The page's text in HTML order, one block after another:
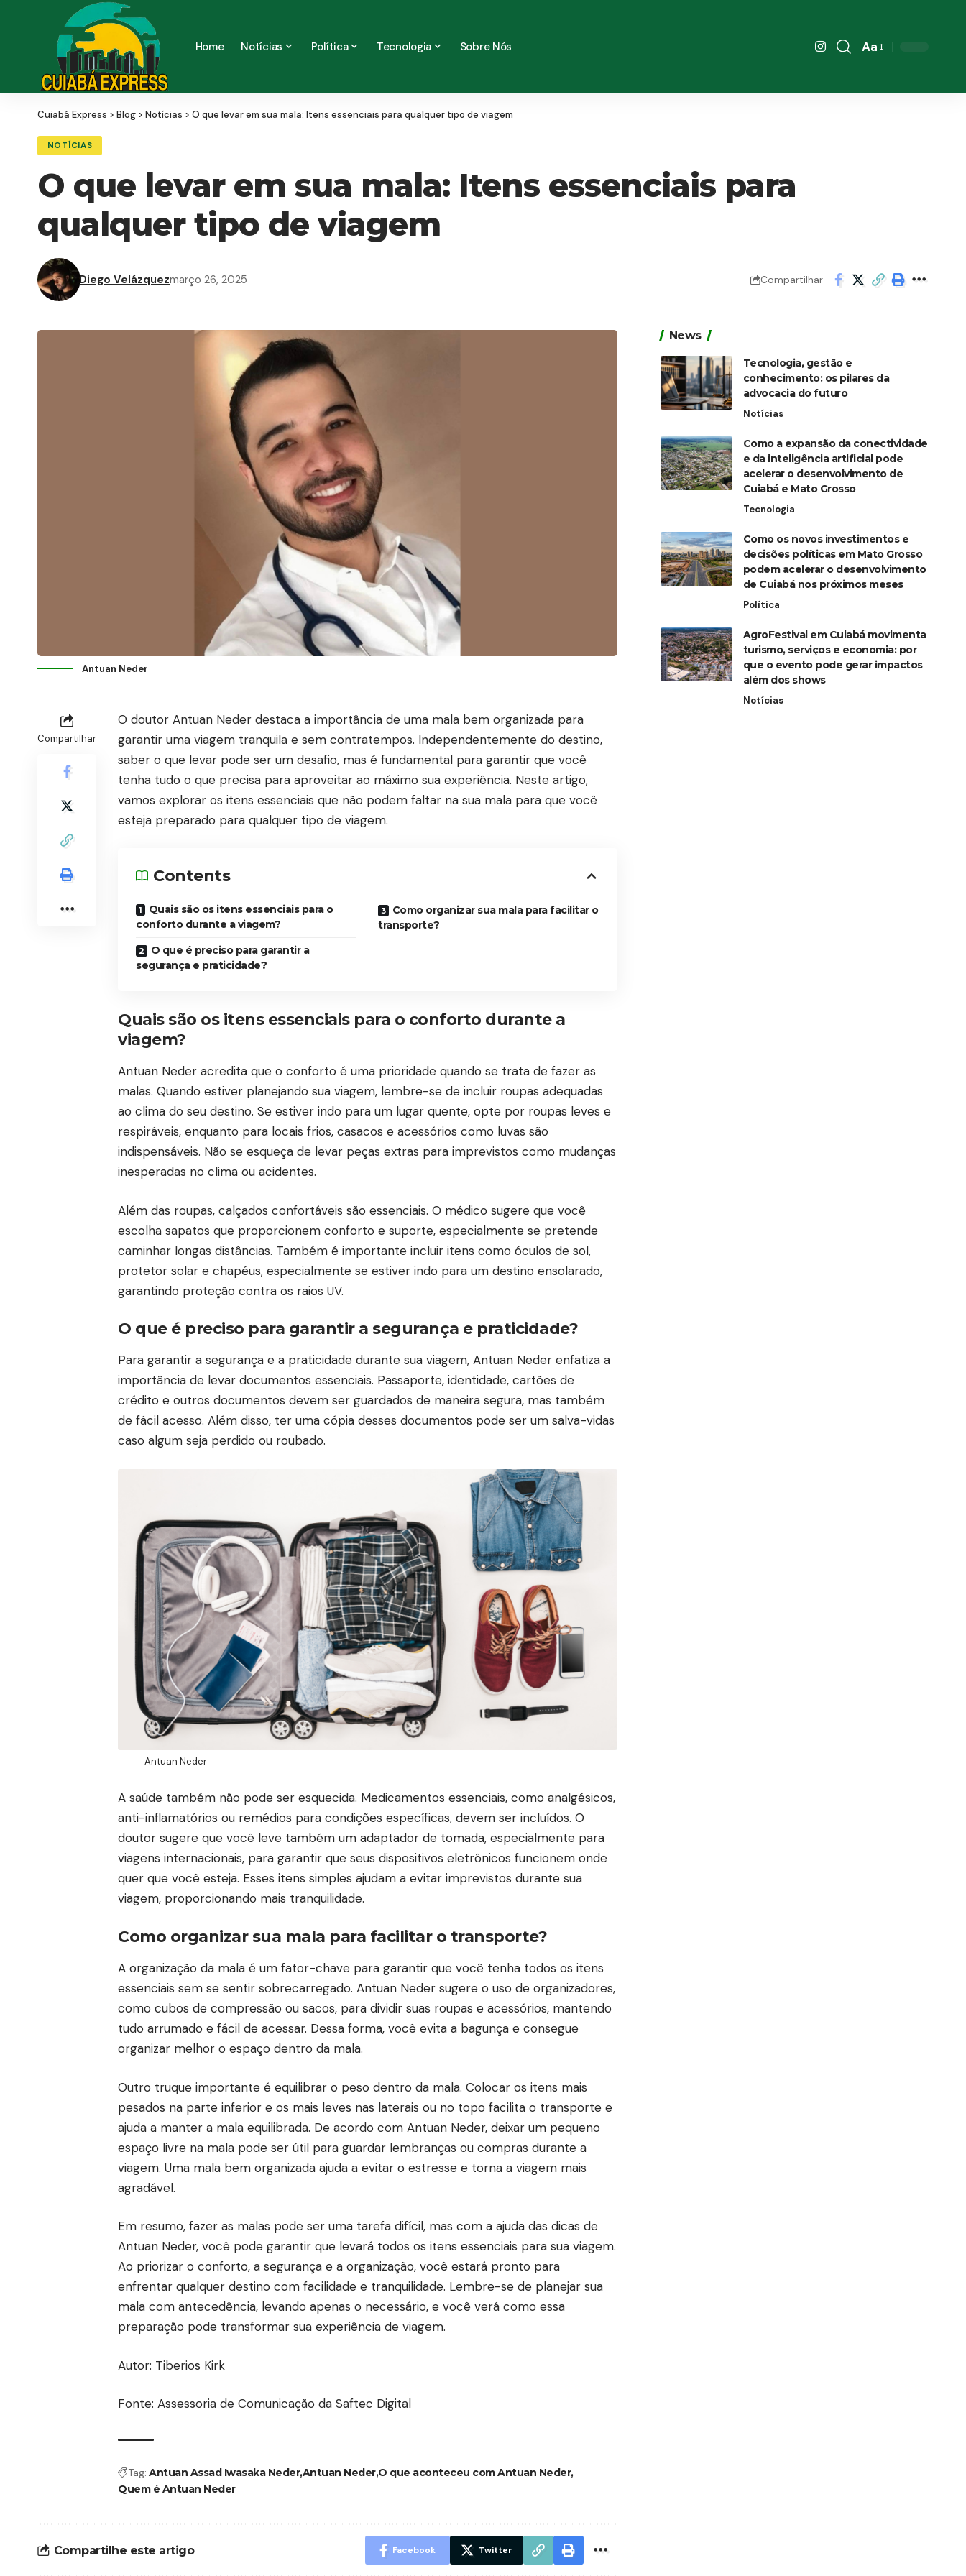
Home Notícias Política Tecnologia Sobre Nós
Font
Aa
Cuiabá Express > Blog > Notícias > O que levar em sua mala: Itens essenciais para qualquer tipo de viagem
NOTÍCIAS
O que levar em sua mala: Itens essenciais para
qualquer tipo de viagem
Diego Velázquezmarço 26, 2025 Compartilhar
Antuan Neder
Compartilhar
O doutor Antuan Neder destaca a importância de uma mala bem organizada para
garantir uma viagem tranquila e sem contratempos. Independentemente do destino,
saber o que levar pode ser um desafio, mas é fundamental para garantir que você
tenha tudo o que precisa para aproveitar ao máximo sua experiência. Neste artigo,
vamos explorar os itens essenciais que não podem faltar na sua mala para que você
esteja preparado para qualquer tipo de viagem.
Contents
Quais são os itens essenciais para o
conforto durante a viagem?
O que é preciso para garantir a
segurança e praticidade?
Como organizar sua mala para facilitar o
transporte?
Quais são os itens essenciais para o conforto durante a
viagem?
Antuan Neder acredita que o conforto é uma prioridade quando se trata de fazer as
malas. Quando estiver planejando sua viagem, lembre-se de incluir roupas adequadas
ao clima do seu destino. Se estiver indo para um lugar quente, opte por roupas leves e
respiráveis, enquanto para locais frios, casacos e acessórios como luvas são
indispensáveis. Não se esqueça de levar peças extras para imprevistos como mudanças
inesperadas no clima ou acidentes.
Além das roupas, calçados confortáveis são essenciais. O médico sugere que você
escolha sapatos que proporcionem conforto e suporte, especialmente se pretende
caminhar longas distâncias. Também é importante incluir itens como óculos de sol,
protetor solar e chapéus, especialmente se estiver indo para um destino ensolarado,
garantindo proteção contra os raios UV.
O que é preciso para garantir a segurança e praticidade?
Para garantir a segurança e a praticidade durante sua viagem, Antuan Neder enfatiza a
importância de levar documentos essenciais. Passaporte, identidade, cartões de
crédito e outros documentos devem ser guardados de maneira segura, mas também
de fácil acesso. Além disso, ter uma cópia desses documentos pode ser um salva-vidas
caso algum seja perdido ou roubado.
Antuan Neder
A saúde também não pode ser esquecida. Medicamentos essenciais, como analgésicos,
anti-inflamatórios ou remédios para condições específicas, devem ser incluídos. O
doutor sugere que você leve também um adaptador de tomada, especialmente para
viagens internacionais, para garantir que seus dispositivos eletrônicos funcionem onde
quer que você esteja. Esses itens simples ajudam a evitar imprevistos durante sua
viagem, proporcionando mais tranquilidade.
Como organizar sua mala para facilitar o transporte?
A organização da mala é um fator-chave para garantir que você tenha todos os itens
essenciais sem se sentir sobrecarregado. Antuan Neder sugere o uso de organizadores,
como cubos de compressão ou sacos, para dividir suas roupas e acessórios, mantendo
tudo arrumado e fácil de acessar. Dessa forma, você evita a bagunça e consegue
organizar melhor o espaço dentro da mala.
Outro truque importante é equilibrar o peso dentro da mala. Colocar os itens mais
pesados na parte inferior e os mais leves nas laterais ou no topo facilita o transporte e
ajuda a manter a mala equilibrada. De acordo com Antuan Neder, deixar um pequeno
espaço livre na mala pode ser útil para guardar lembranças ou compras durante a
viagem. Uma mala bem organizada ajuda a evitar o estresse e torna a viagem mais
agradável.
Em resumo, fazer as malas pode ser uma tarefa difícil, mas com a ajuda das dicas de
Antuan Neder, você pode garantir que levará todos os itens essenciais para sua viagem.
Ao priorizar o conforto, a segurança e a organização, você estará pronto para
enfrentar qualquer destino com facilidade e tranquilidade. Lembre-se de planejar sua
mala com antecedência, levando apenas o necessário, e você verá como essa
preparação pode transformar sua experiência de viagem.
Autor: Tiberios Kirk
Fonte: Assessoria de Comunicação da Saftec Digital
Tag: Antuan Assad Iwasaka NederAntuan NederO que aconteceu com Antuan Neder
Quem é Antuan Neder
Compartilhe este artigo Facebook Twitter
News
Tecnologia, gestão e
conhecimento: os pilares da
advocacia do futuro
Notícias
Como a expansão da conectividade
e da inteligência artificial pode
acelerar o desenvolvimento de
Cuiabá e Mato Grosso
Tecnologia
Como os novos investimentos e
decisões políticas em Mato Grosso
podem acelerar o desenvolvimento
de Cuiabá nos próximos meses
Política
AgroFestival em Cuiabá movimenta
turismo, serviços e economia: por
que o evento pode gerar impactos
além dos shows
Notícias